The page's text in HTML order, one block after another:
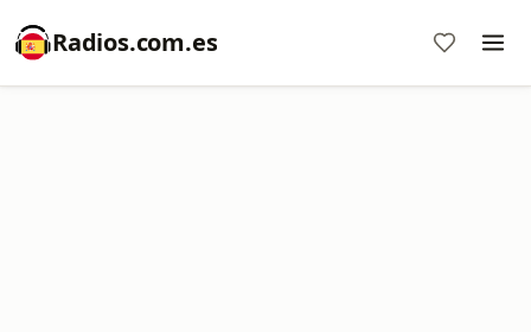
Radios.com.es